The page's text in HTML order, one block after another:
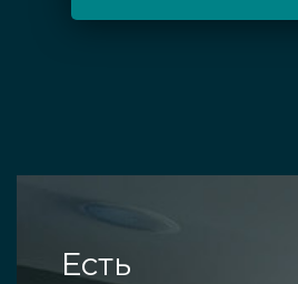
Есть